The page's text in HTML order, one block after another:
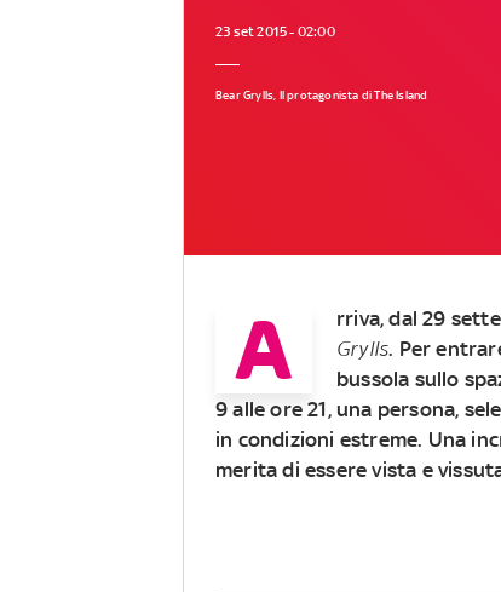
23 set 2015 - 02:00
Bear Grylls, Il protagonista di The Island
A rriva, dal 29
Grylls. Per
bussola sullo
9 alle ore 21, una persona,
in condizioni estreme. Una
merita di essere vista e